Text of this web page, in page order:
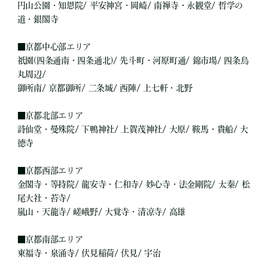
円山公園・知恩院/ 平安神宮・岡崎/ 南禅寺・永観堂/ 哲学の
道・銀閣寺
京都中心部エリア
祇園(四条通南・四条通北)/ 先斗町・河原町通/ 錦市場/ 四条烏
丸周辺/
御所南/ 京都御所/ 二条城/ 西陣/ 上七軒・北野
京都北部エリア
詩仙堂・曼殊院/ 下鴨神社/ 上賀茂神社/ 大原/ 鞍馬・貴船/ 大
徳寺
京都西部エリア
金閣寺・等持院/ 龍安寺・仁和寺/ 妙心寺・法金剛院/ 太秦/ 松
尾大社・苔寺/
嵐山・天龍寺/ 嵯峨野/ 大覚寺・清凉寺/ 高雄
京都南部エリア
東福寺・泉涌寺/ 伏見稲荷/ 伏見/ 宇治